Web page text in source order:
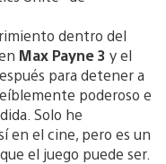
dentro del
Max Payne 3 y el
para detener a
poderoso e
Solo he
en el cine, pero es un
el juego puede ser.